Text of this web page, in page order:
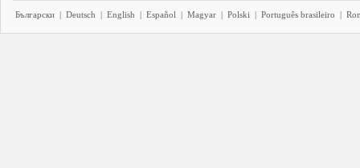
Български | Deutsch | English | Español | Magyar | Polski | Português brasileiro |